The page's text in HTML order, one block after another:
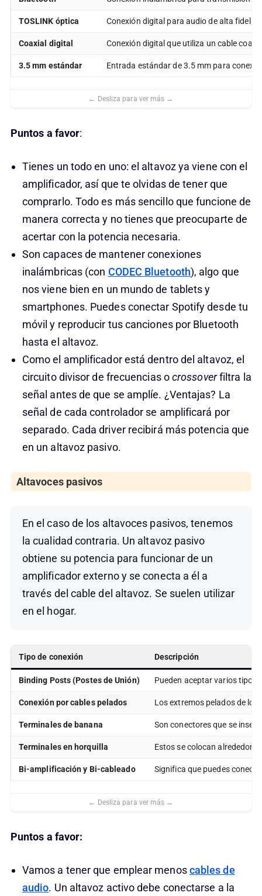
TOSLINK óptica Conexión digital para audio de alta
Coaxial digital Conexión digital que utiliza un cable
3.5 mm estándar Entrada estándar de 3.5 mm para
Puntos a favor:
Tienes un todo en uno: el altavoz ya viene con el
amplificador, así que te olvidas de tener que
comprarlo. Todo es más sencillo que funcione de
manera correcta y no tienes que preocuparte de
acertar con la potencia necesaria.
Son capaces de mantener conexiones
inalámbricas (con CODEC Bluetooth), algo que
nos viene bien en un mundo de tablets y
smartphones. Puedes conectar Spotify desde tu
móvil y reproducir tus canciones por Bluetooth
hasta el altavoz.
Como el amplificador está dentro del altavoz, el
circuito divisor de frecuencias ocrossoverfiltra la
señal antes de que se amplíe. ¿Ventajas? La
señal de cada controlador se amplificará por
separado. Cada driver recibirá más potencia que
en un altavoz pasivo.
Altavoces pasivos
En el caso de los altavoces pasivos, tenemos
la cualidad contraria. Un altavoz pasivo
obtiene su potencia para funcionar de un
amplificador externo y se conecta a él a
través del cable del altavoz. Se suelen utilizar
en el hogar.
Tipo de conexión Descripción
Binding Posts (Postes de Unión) Pueden aceptar varios tipos
Conexión por cables pelados Los extremos pelados de
Terminales de banana Son conectores que se
Terminales en horquilla Estos se colocan alrededor
Bi-amplificación y Bi-cableado Significa que puedes
Puntos a favor:
Vamos a tener que emplear menoscables de
audio. Un altavoz activo debe conectarse a la